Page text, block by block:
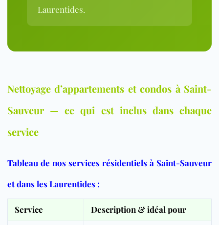
Laurentides.
Nettoyage d’appartements et condos à Saint-
Sauveur — ce qui est inclus dans chaque
service
Tableau de nos services résidentiels à Saint-Sauveur
et dans les Laurentides :
Service Description & idéal pour